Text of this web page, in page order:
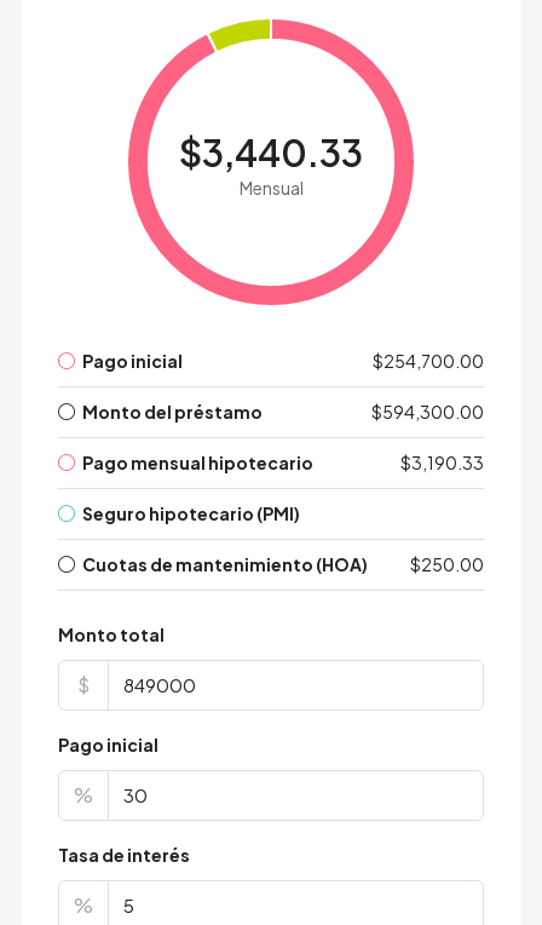
$3,440.33
Mensual
Pago inicial $254,700.00
Monto del préstamo $594,300.00
Pago mensual hipotecario $3,190.33
Seguro hipotecario (PMI)
Cuotas de mantenimiento (HOA) $250.00
Monto total
$
Pago inicial
%
Tasa de interés
%